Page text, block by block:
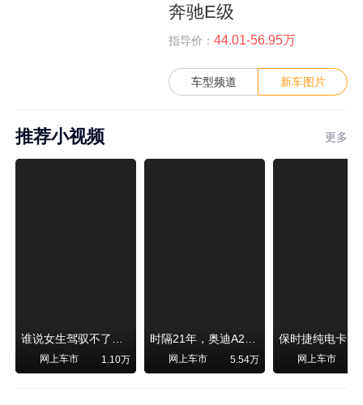
奔驰E级
指导价： 44.01-56.95万
车型频道 新车图片
推荐小视频 更多
谁说女生驾驭不了大SUV？看我开问界M6驰骋坝上草原！
网上车市 1.10万
时隔21年，奥迪A2强势归来！
网上车市 5.54万 网上车市